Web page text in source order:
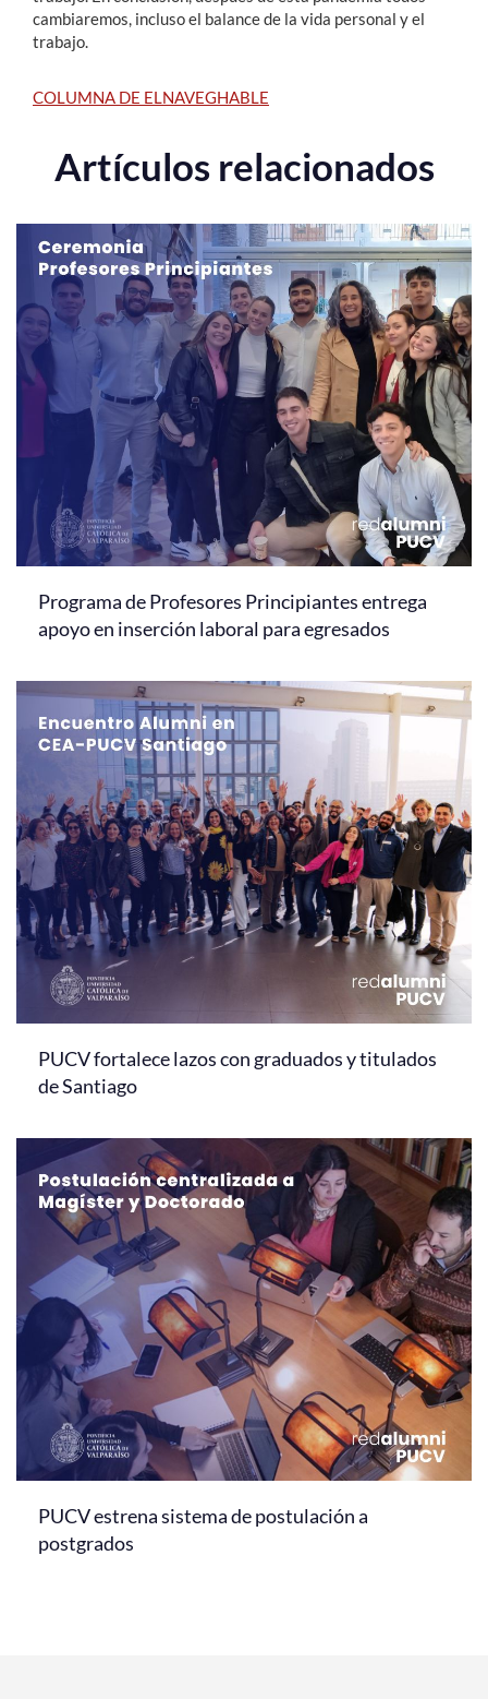
cambiaremos, incluso el balance de la vida personal y el
trabajo.
COLUMNA DE ELNAVEGHABLE
Artículos relacionados
Programa de Profesores Principiantes entrega
apoyo en inserción laboral para egresados
PUCV fortalece lazos con graduados y titulados
de Santiago
PUCV estrena sistema de postulación a
postgrados